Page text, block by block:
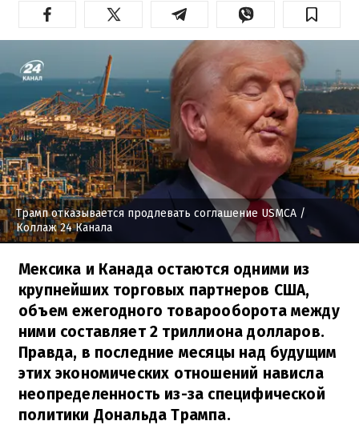
Трамп отказывается продлевать соглашение USMCA /
Коллаж 24 Канала
Мексика и Канада остаются одними из
крупнейших торговых партнеров США,
объем ежегодного товарооборота между
ними составляет 2 триллиона долларов.
Правда, в последние месяцы над будущим
этих экономических отношений нависла
неопределенность из-за специфической
политики Дональда Трампа.